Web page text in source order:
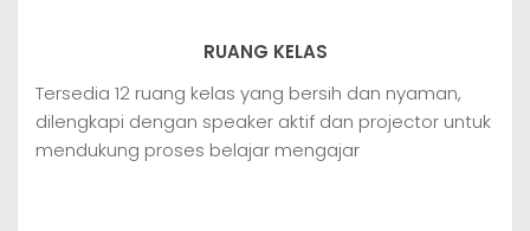
RUANG KELAS
Tersedia 12 ruang kelas yang bersih dan nyaman,
dilengkapi dengan speaker aktif dan projector untuk
mendukung proses belajar mengajar